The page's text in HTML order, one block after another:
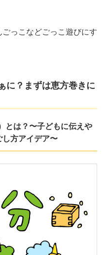
ごっこなどごっこ遊びにす
に？まずは恵方巻きに
とは？〜子どもに伝えや
方アイデア〜